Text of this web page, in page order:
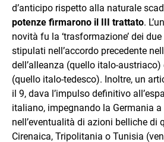
d’anticipo rispetto alla naturale
potenze firmarono il III trattato.
novità fu la ‘trasformazione’ dei
stipulati nell’accordo precedente
dell’alleanza (quello italo-austriaco)
(quello italo-tedesco). Inoltre, un
il 9, dava l’impulso definitivo
italiano, impegnando la Germania a
nell’eventualità di azioni belliche di
Cirenaica, Tripolitania o Tunisia